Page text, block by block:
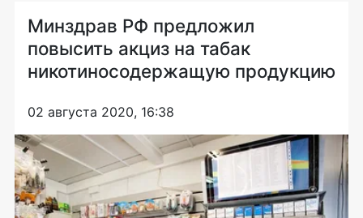
Минздрав РФ предложил
повысить акциз на табак
никотиносодержащую продукцию
02 августа 2020, 16:38